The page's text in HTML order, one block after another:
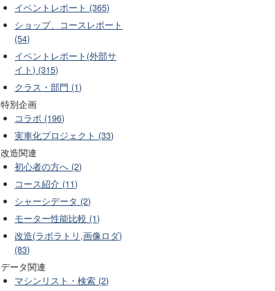
イベントレポート (365)
ショップ、コースレポート
(54)
イベントレポート(外部サ
イト) (315)
クラス・部門 (1)
特別企画
コラボ (196)
実車化プロジェクト (33)
改造関連
初心者の方へ (2)
コース紹介 (11)
シャーシデータ (2)
モーター性能比較 (1)
改造(ラボラトリ,画像ロダ)
(83)
データ関連
マシンリスト・検索 (2)